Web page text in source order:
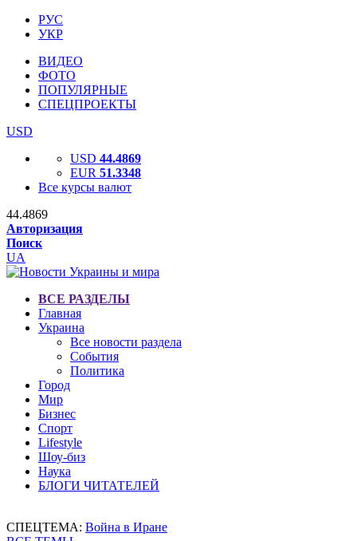
РУС
УКР
ВИДЕО
ФОТО
ПОПУЛЯРНЫЕ
СПЕЦПРОЕКТЫ
USD
USD 44.4869
EUR 51.3348
Все курсы валют
44.4869
Авторизация
Поиск
UA
ВСЕ РАЗДЕЛЫ
Главная
Украина
Все новости раздела
События
Политика
Город
Мир
Бизнес
Спорт
Lifestyle
Шоу-биз
Наука
БЛОГИ ЧИТАТЕЛЕЙ
СПЕЦТЕМА: Война в Иране